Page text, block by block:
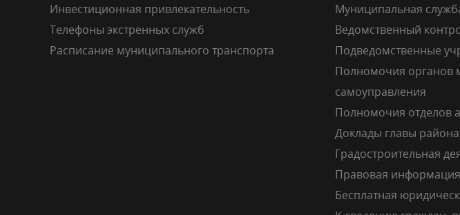
Инвестиционная привлекательность
Телефоны экстренных служб
Расписание муниципального транспорта
Муниципальная
Ведомственный
Подведомственные
Полномочия органов
самоуправления
Полномочия отделов
Доклады главы района
Градостроительная
Правовая
Бесплатная